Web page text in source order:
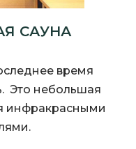
САУНА
время
Это небольшая
инфракрасными